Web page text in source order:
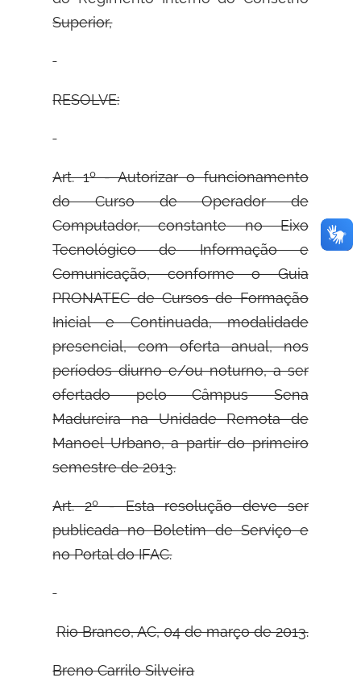
Superior,
RESOLVE:
Art. 1º - Autorizar o funcionamento
do Curso de Operador de
Computador, constante no Eixo
Tecnológico de Informação e
Comunicação, conforme o Guia
PRONATEC de Cursos de Formação
Inicial e Continuada, modalidade
presencial, com oferta anual, nos
períodos diurno e/ou noturno, a ser
ofertado pelo Câmpus Sena
Madureira na Unidade Remota de
Manoel Urbano, a partir do primeiro
semestre de 2013.
Art. 2º - Esta resolução deve ser
publicada no Boletim de Serviço e
no Portal doIFAC.
Rio Branco, AC, 04 de março de 2013.
Breno Carrilo Silveira